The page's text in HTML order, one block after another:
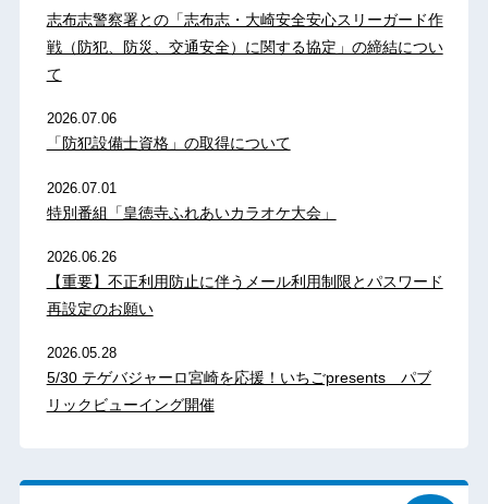
志布志警察署との「志布志・大崎安全安心スリーガード作
戦（防犯、防災、交通安全）に関する協定」の締結につい
て
2026.07.06
「防犯設備士資格」の取得について
2026.07.01
特別番組「皇徳寺ふれあいカラオケ大会」
2026.06.26
【重要】不正利用防止に伴うメール利用制限とパスワード
再設定のお願い
2026.05.28
5/30 テゲバジャーロ宮崎を応援！いちごpresents パブ
リックビューイング開催